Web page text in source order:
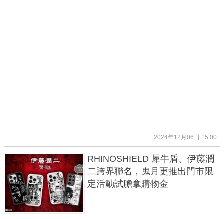
2024年12月06日 15:00
RHINOSHIELD 犀牛盾、伊藤潤
二跨界聯名，鬼月更推出門市限
定活動試膽拿購物金